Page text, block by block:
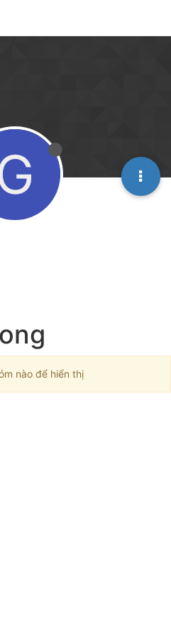
nào để hiển thị